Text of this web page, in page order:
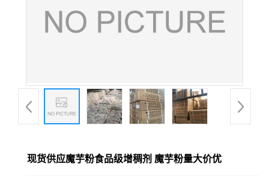
现货供应魔芋粉食品级增稠剂 魔芋粉量大价优